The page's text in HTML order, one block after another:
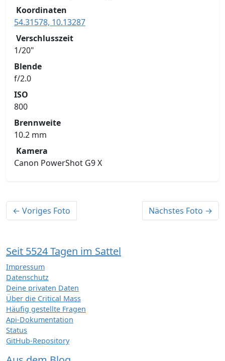
Koordinaten
54.31578, 10.13287
Verschlusszeit
1/20"
Blende
f/2.0
ISO
800
Brennweite
10.2 mm
Kamera
Canon PowerShot G9 X
← Voriges Foto Nächstes Foto →
Seit 5524 Tagen im Sattel
Impressum
Datenschutz
Deine privaten Daten
Über die Critical Mass
Häufig gestellte Fragen
Api-Dokumentation
Status
GitHub-Repository